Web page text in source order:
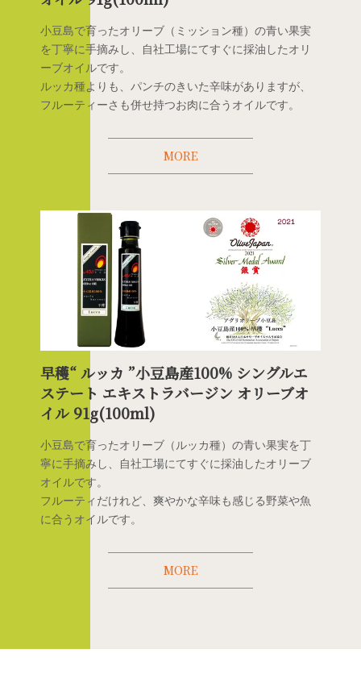
小豆島で育ったオリーブ（ミッション種）の青い果実
を丁寧に手摘みし、自社工場にてすぐに採油したオリ
ーブオイルです。
ルッカ種よりも、パンチのきいた辛味がありますが、
フルーティーさも併せ持つお肉に合うオイルです。
MORE
早穫“ ルッカ ”小豆島産100% シングルエ
ステート エキストラバージン オリーブオ
イル 91g(100ml)
小豆島で育ったオリーブ（ルッカ種）の青い果実を丁
寧に手摘みし、自社工場にてすぐに採油したオリーブ
オイルです。
フルーティだけれど、爽やかな辛味も感じる野菜や魚
に合うオイルです。
MORE